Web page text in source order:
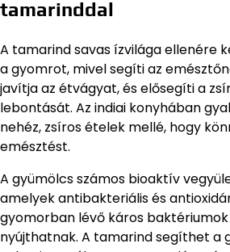
tamarinddal
A tamarind savas ízvilága ellenére
a gyomrot, mivel segíti az
javítja az étvágyat, és elősegíti a
lebontását. Az indiai konyhában
nehéz, zsíros ételek mellé, hogy
emésztést.
A gyümölcs számos bioaktív
amelyek antibakteriális és
gyomorban lévő káros
nyújthatnak. A tamarind segíthet a